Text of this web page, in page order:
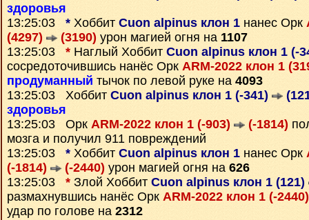
здоровья
13:25:03 * Хоббит Cuon alpinus клон 1 нанес Орк
(4297)
(3190) урон магией огня на 1107
13:25:03 * Наглый Хоббит Cuon alpinus клон 1 (-
сосредоточившись нанёс Орк ARM-2022 клон 1
продуманный тычок по левой руке на 4093
13:25:03 Хоббит Cuon alpinus клон 1 (-341)
здоровья
13:25:03 Орк ARM-2022 клон 1 (-903) (-1814)
мозга и получил 911 повреждений
13:25:03 * Хоббит Cuon alpinus клон 1 нанес Орк
(-1814)
(-2440) урон магией огня на 626
13:25:03 * Злой Хоббит Cuon alpinus клон 1 (121)
размахнувшись нанёс Орк ARM-2022 клон 1 (-
удар по голове на 2312